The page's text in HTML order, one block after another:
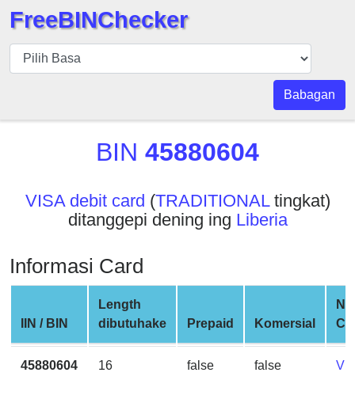
BIN
pers
API
BIN
v2
BIN
CC
Generator
FreeBINChecker
Babagan
BIN 45880604
VISA debit card (TRADITIONALtingkat)
ditanggepi dening ing Liberia
Informasi Card
IIN / BIN
Length
dibutuhake
Prepaid Komersial
45880604 16 false false